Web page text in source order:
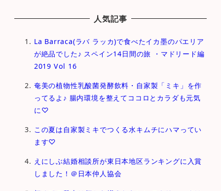
人気記事
La Barraca(ラバ ラッカ)で食べたイカ墨のパエリア
が絶品でした♪ スペイン14日間の旅 ・マドリード編
2019 Vol 16
奄美の植物性乳酸菌発酵飲料・自家製「ミキ」を作
ってるよ♪ 腸内環境を整えてココロとカラダも元気
に♡
この夏は自家製ミキでつくる水キムチにハマってい
ます♡
えにしぶ結婚相談所が東日本地区ランキングに入賞
しました！＠日本仲人協会